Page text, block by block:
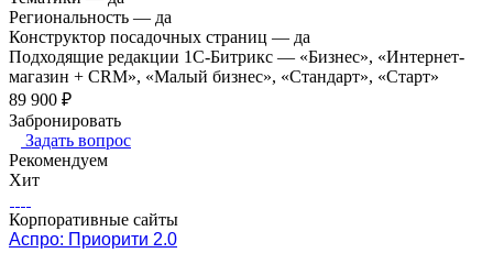
Региональность — да
Конструктор посадочных страниц — да
Подходящие редакции 1С-Битрикс — «Бизнес», «Интернет-
магазин + CRM», «Малый бизнес», «Стандарт», «Старт»
89 900 ₽
Забронировать
Задать вопрос
Рекомендуем
Хит
Корпоративные сайты
Аспро: Приорити 2.0